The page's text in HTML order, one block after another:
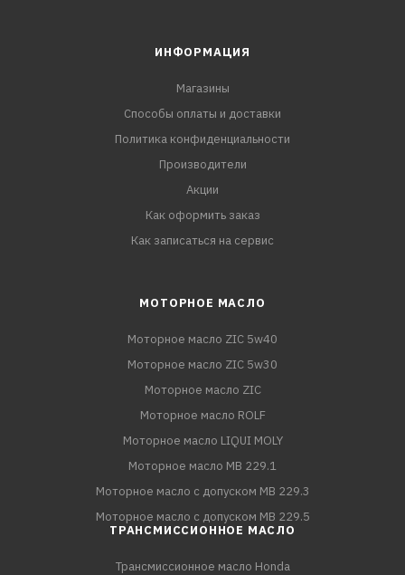
ИНФОРМАЦИЯ
Магазины
Способы оплаты и доставки
Политика конфиденциальности
Производители
Акции
Как оформить заказ
Как записаться на сервис
МОТОРНОЕ МАСЛО
Моторное масло ZIC 5w40
Моторное масло ZIC 5w30
Моторное масло ZIC
Моторное масло ROLF
Моторное масло LIQUI MOLY
Моторное масло MB 229.1
Моторное масло с допуском MB 229.3
Моторное масло с допуском MB 229.5
ТРАНСМИССИОННОЕ МАСЛО
Трансмиссионное масло Honda